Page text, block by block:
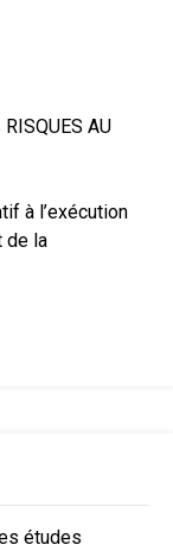
AU
à l’exécution
de la
études